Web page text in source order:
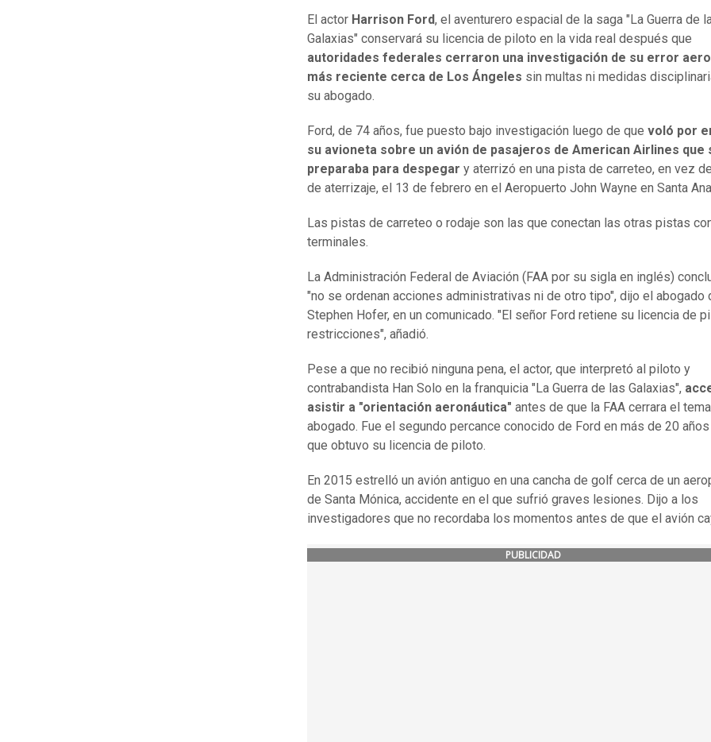
El actor Harrison Ford, el aventurero espacial de la saga "La Guerra de
Galaxias" conservará su licencia de piloto en la vida real después que
autoridades federales cerraron una investigación de su error
más reciente cerca de Los Ángeles sin multas ni medidas
su abogado.
Ford, de 74 años, fue puesto bajo investigación luego de que voló por
su avioneta sobre un avión de pasajeros de American Airlines que
preparaba para despegar y aterrizó en una pista de carreteo, en vez
de aterrizaje, el 13 de febrero en el Aeropuerto John Wayne en Santa
Las pistas de carreteo o rodaje son las que conectan las otras pistas
terminales.
La Administración Federal de Aviación (FAA por su sigla en inglés)
"no se ordenan acciones administrativas ni de otro tipo", dijo el abogado
Stephen Hofer, en un comunicado. "El señor Ford retiene su licencia de
restricciones", añadió.
Pese a que no recibió ninguna pena, el actor, que interpretó al piloto y
contrabandista Han Solo en la franquicia "La Guerra de las Galaxias",
asistir a "orientación aeronáutica" antes de que la FAA cerrara el
abogado. Fue el segundo percance conocido de Ford en más de 20
que obtuvo su licencia de piloto.
En 2015 estrelló un avión antiguo en una cancha de golf cerca de un
de Santa Mónica, accidente en el que sufrió graves lesiones. Dijo a los
investigadores que no recordaba los momentos antes de que el avión
PUBLICIDAD